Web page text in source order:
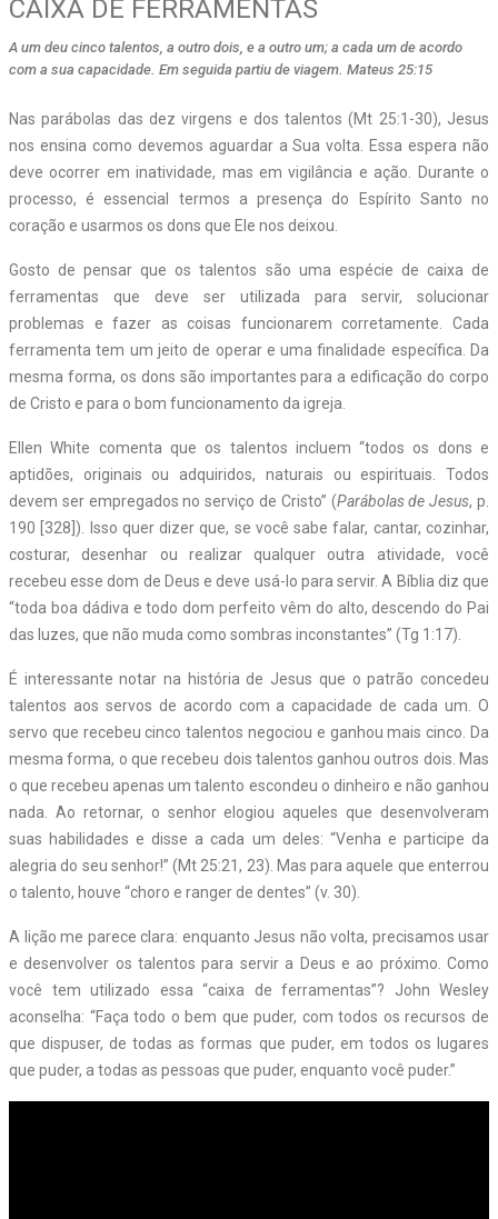
CAIXA DE FERRAMENTAS
A um deu cinco talentos, a outro dois, e a outro um; a cada um de acordo
com a sua capacidade. Em seguida partiu de viagem. Mateus 25:15
Nas parábolas das dez virgens e dos talentos (Mt 25:1-30), Jesus
nos ensina como devemos aguardar a Sua volta. Essa espera não
deve ocorrer em inatividade, mas em vigilância e ação. Durante o
processo, é essencial termos a presença do Espírito Santo no
coração e usarmos os dons que Ele nos deixou.
Gosto de pensar que os talentos são uma espécie de caixa de
ferramentas que deve ser utilizada para servir, solucionar
problemas e fazer as coisas funcionarem corretamente. Cada
ferramenta tem um jeito de operar e uma finalidade específica. Da
mesma forma, os dons são importantes para a edificação do corpo
de Cristo e para o bom funcionamento da igreja.
Ellen White comenta que os talentos incluem “todos os dons e
aptidões, originais ou adquiridos, naturais ou espirituais. Todos
devem ser empregados no serviço de Cristo” (Parábolas de Jesus, p.
190 [328]). Isso quer dizer que, se você sabe falar, cantar, cozinhar,
costurar, desenhar ou realizar qualquer outra atividade, você
recebeu esse dom de Deus e deve usá-lo para servir. A Bíblia diz que
“toda boa dádiva e todo dom perfeito vêm do alto, descendo do Pai
das luzes, que não muda como sombras inconstantes” (Tg 1:17).
É interessante notar na história de Jesus que o patrão concedeu
talentos aos servos de acordo com a capacidade de cada um. O
servo que recebeu cinco talentos negociou e ganhou mais cinco. Da
mesma forma, o que recebeu dois talentos ganhou outros dois. Mas
o que recebeu apenas um talento escondeu o dinheiro e não ganhou
nada. Ao retornar, o senhor elogiou aqueles que desenvolveram
suas habilidades e disse a cada um deles: “Venha e participe da
alegria do seu senhor!” (Mt 25:21, 23). Mas para aquele que enterrou
o talento, houve “choro e ranger de dentes” (v. 30).
A lição me parece clara: enquanto Jesus não volta, precisamos usar
e desenvolver os talentos para servir a Deus e ao próximo. Como
você tem utilizado essa “caixa de ferramentas”? John Wesley
aconselha: “Faça todo o bem que puder, com todos os recursos de
que dispuser, de todas as formas que puder, em todos os lugares
que puder, a todas as pessoas que puder, enquanto você puder.”